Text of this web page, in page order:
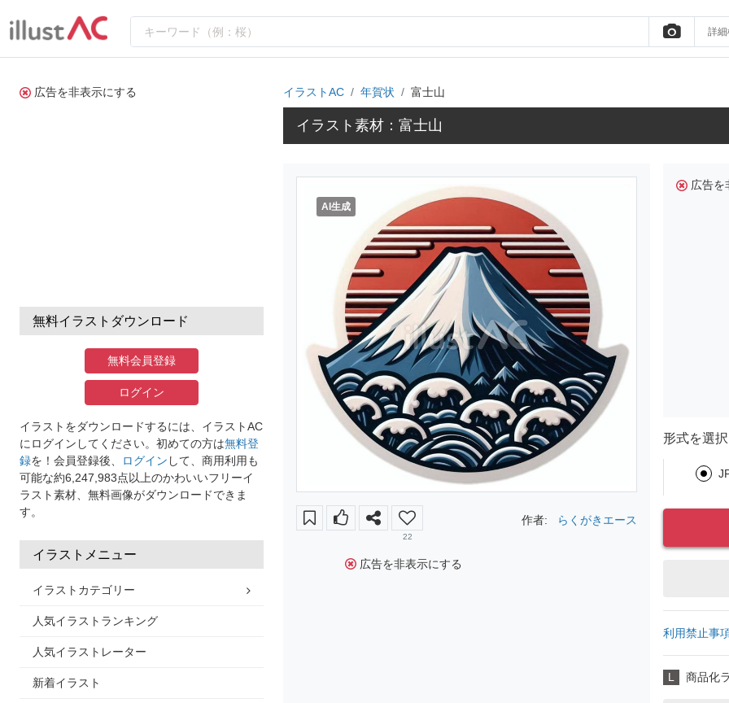
詳細
広告を非表示にする
無料イラストダウンロード
無料会員登録
ログイン
イラストをダウンロードするには、イラストAC
にログインしてください。初めての方は無料登
録を！会員登録後、 ログイン して、商用利用も
可能な約6,247,983点以上のかわいいフリーイ
ラスト素材、無料画像がダウンロードできま
す。
イラストメニュー
イラストカテゴリー
人気イラストランキング
人気イラストレーター
新着イラスト
イラストAC 年賀状 富士山
イラスト素材：富士山
AI生成
22
作者: らくがきエース
広告を非表示にする
広告を
形式を選
利用禁止事
L 商品化